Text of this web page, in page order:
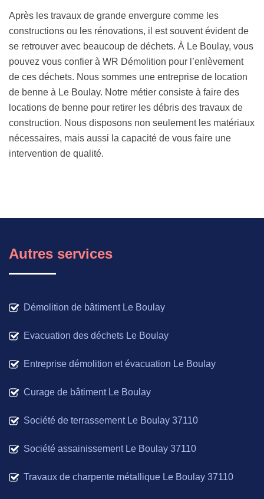
Après les travaux de grande envergure comme les
constructions ou les rénovations, il est souvent évident de
se retrouver avec beaucoup de déchets. À Le Boulay, vous
pouvez vous confier à WR Démolition pour l’enlèvement
de ces déchets. Nous sommes une entreprise de location
de benne à Le Boulay. Notre métier consiste à faire des
locations de benne pour retirer les débris des travaux de
construction. Nous disposons non seulement les matériaux
nécessaires, mais aussi la capacité de vous faire une
intervention de qualité.
Autres services
Démolition de bâtiment Le Boulay
Evacuation des déchets Le Boulay
Entreprise démolition et évacuation Le Boulay
Curage de bâtiment Le Boulay
Société de terrassement Le Boulay 37110
Société assainissement Le Boulay 37110
Travaux de charpente métallique Le Boulay 37110